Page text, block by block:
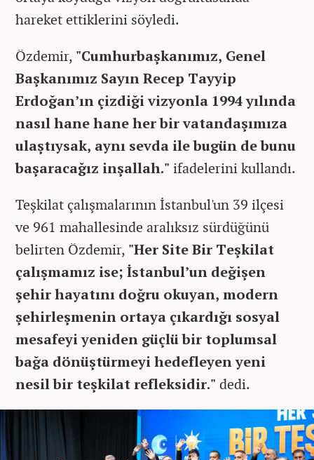
hareket ettiklerini söyledi.
Özdemir, "Cumhurbaşkanımız, Genel
Başkanımız Sayın Recep Tayyip
Erdoğan’ın çizdiği vizyonla 1994 yılında
nasıl hane hane her bir vatandaşımıza
ulaştıysak, aynı sevda ile bugün de bunu
başaracağız inşallah." ifadelerini kullandı.
Teşkilat çalışmalarının İstanbul'un 39 ilçesi
ve 961 mahallesinde aralıksız sürdüğünü
belirten Özdemir, "Her Site Bir Teşkilat
çalışmamız ise; İstanbul’un değişen
şehir hayatını doğru okuyan, modern
şehirleşmenin ortaya çıkardığı sosyal
mesafeyi yeniden güçlü bir toplumsal
bağa dönüştürmeyi hedefleyen yeni
nesil bir teşkilat refleksidir." dedi.